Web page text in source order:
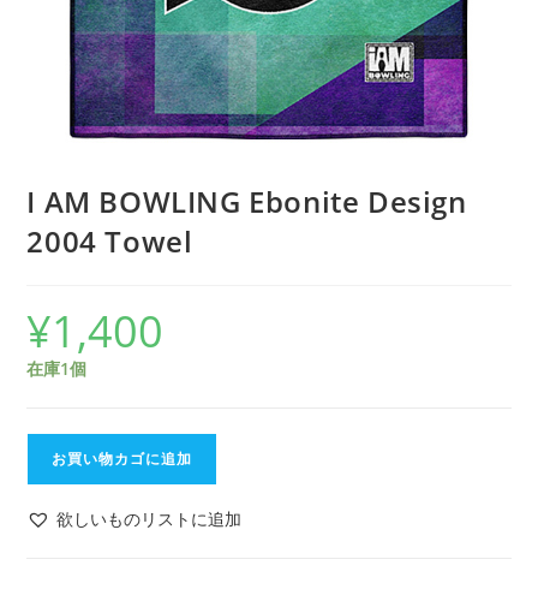
I AM BOWLING Ebonite Design
2004 Towel
¥1,400
在庫1個
お買い物カゴに追加
欲しいものリストに追加